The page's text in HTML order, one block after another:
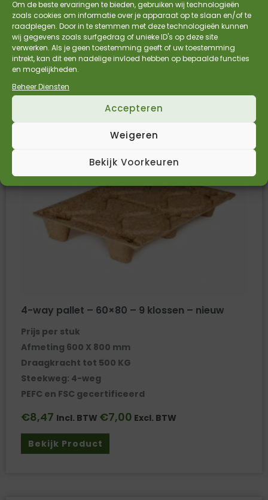
Om de beste ervaringen te bieden, gebruiken wij technologieën
zoals cookies om informatie over je apparaat op te slaan en/of te
raadplegen. Door in te stemmen met deze technologieën kunnen
wij gegevens zoals surfgedrag of unieke ID's op deze site
verwerken. Als je geen toestemming geeft of uw toestemming
intrekt, kan dit een nadelige invloed hebben op bepaalde functies
en mogelijkheden.
Beheer Diensten
Accepteren
Weigeren
Bekijk Voorkeuren
3000 MTR K200 ZWART – prijs per rol
€53,71 Incl. BTW€44,39Excl. BTW
Bekijk Product
4-way pallet – 60×80 – 9 klossen – nieuw
Prijs per stuk
Afmeting 600 X 800 mm
Draagkracht tot 500 KG
Steekweg: 4-weg
PEFC en FSC gecertificeerd
€8,47 Incl. BTW €7,00 Excl. BTW
Bekijk Product